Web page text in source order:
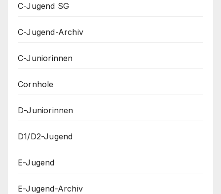
C-Jugend SG
C-Jugend-Archiv
C-Juniorinnen
Cornhole
D-Juniorinnen
D1/D2-Jugend
E-Jugend
E-Jugend-Archiv